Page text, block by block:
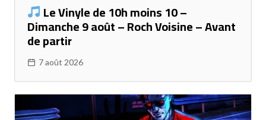
Le Vinyle de 10h moins 10 –
Dimanche 9 août – Roch Voisine – Avant
de partir
7 août 2026